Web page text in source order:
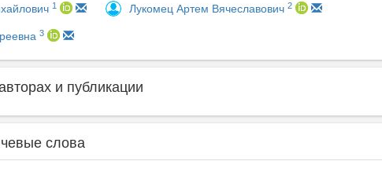
1 Лукомец Артем Вячеславович 2
3
и публикации
слова